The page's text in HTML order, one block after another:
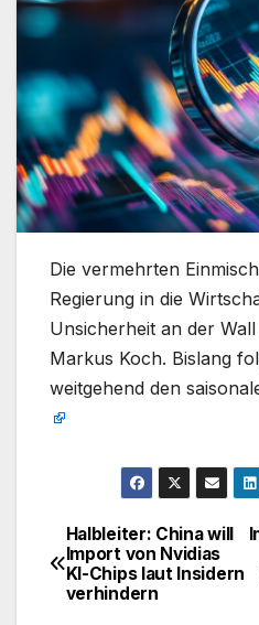
Die vermehrten
Regierung in die
Unsicherheit an der
Markus Koch. Bislang
weitgehend den
Halbleiter: China will
Import von Nvidias
KI-Chips laut Insidern
verhindern